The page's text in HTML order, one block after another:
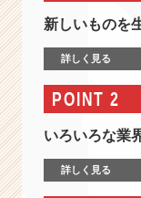
新しいものを
詳しく見る
POINT 2
いろいろな業
詳しく見る